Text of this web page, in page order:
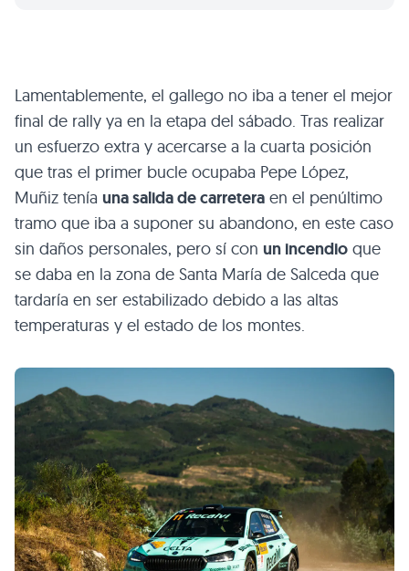
Lamentablemente, el gallego no iba a tener el mejor
final de rally ya en la etapa del sábado. Tras realizar
un esfuerzo extra y acercarse a la cuarta posición
que tras el primer bucle ocupaba Pepe López,
Muñiz tenía una salida de carretera en el penúltimo
tramo que iba a suponer su abandono, en este caso
sin daños personales, pero sí con un incendio que
se daba en la zona de Santa María de Salceda que
tardaría en ser estabilizado debido a las altas
temperaturas y el estado de los montes.